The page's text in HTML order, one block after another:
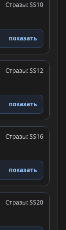
Стразы: SS10
показать
Стразы: SS12
показать
Стразы: SS16
показать
Стразы: SS20